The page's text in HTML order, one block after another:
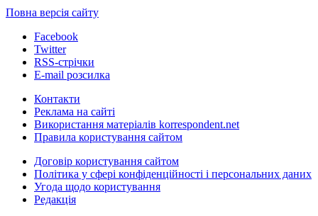
Повна версія сайту
Facebook
Twitter
RSS-стрічки
E-mail розсилка
Контакти
Реклама на сайті
Використання матеріалів korrespondent.net
Правила користування сайтом
Договір користування сайтом
Політика у сфері конфіденційності і персональних даних
Угода щодо користування
Редакція